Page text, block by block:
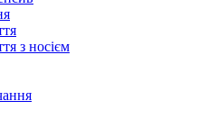
з носієм